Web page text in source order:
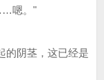
嗯。"
的阴茎，这已经是